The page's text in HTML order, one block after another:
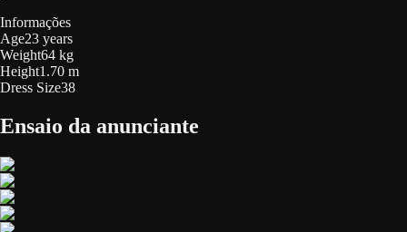
Informações
Age23 years
Weight64 kg
Height1.70 m
Dress Size38
Ensaio da anunciante